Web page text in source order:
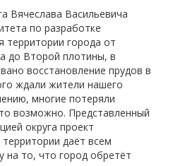
Вячеслава Васильевича
по разработке
территории города от
до Второй плотины, в
восстановление прудов в
ждали жители нашего
многие потеряли
возможно. Представленный
округа проект
даёт всем
на то, что город обретёт